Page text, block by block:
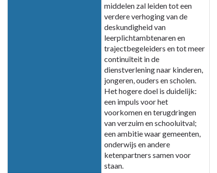
middelen zal leiden tot een
verdere verhoging van de
deskundigheid van
leerplichtambtenaren en
trajectbegeleiders en tot meer
continuïteit in de
dienstverlening naar kinderen,
jongeren, ouders en scholen.
Het hogere doel is duidelijk:
een impuls voor het
voorkomen en terugdringen
van verzuim en schooluitval;
een ambitie waar gemeenten,
onderwijs en andere
ketenpartners samen voor
staan.